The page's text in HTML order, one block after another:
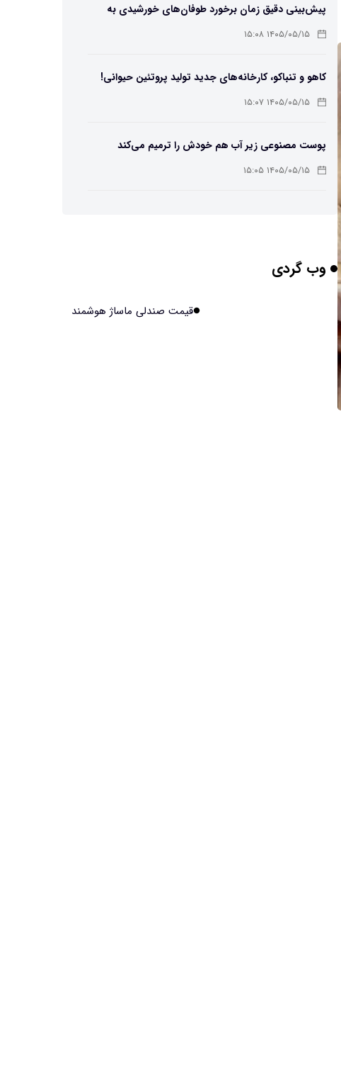
پیش‌بینی دقیق زمان برخورد طوفان‌های خورشیدی به
زمین ممکن شد
۱۴۰۵/۰۵/۱۵ ۱۵:۰۸
کاهو و تنباکو، کارخانه‌های جدید تولید پروتئین حیوانی!
۱۴۰۵/۰۵/۱۵ ۱۵:۰۷
پوست مصنوعی زیر آب هم خودش را ترمیم می‌کند
۱۴۰۵/۰۵/۱۵ ۱۵:۰۵
برنج فضایی چین به مرحله برداشت رسید
وب گردی
قیمت صندلی ماساژ هوشمند